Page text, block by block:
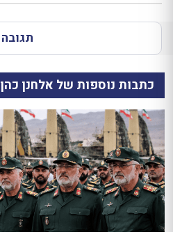
תגובה
כתבות נוספות של אלחנן כהן